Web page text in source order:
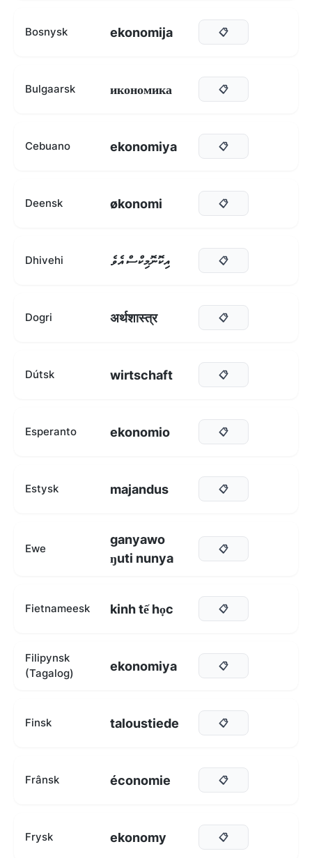
Bosnysk ekonomija 📋
Bulgaarsk икономика 📋
Cebuano ekonomiya 📋
Deensk økonomi 📋
Dhivehi އިކޮނޮމިކްސް އެވެ 📋
Dogri अर्थशास्त्र 📋
Dútsk wirtschaft 📋
Esperanto ekonomio 📋
Estysk majandus 📋
Ewe
ganyawo
ŋuti nunya
📋
Fietnameesk kinh tế học 📋
Filipynsk
(Tagalog)
ekonomiya 📋
Finsk taloustiede 📋
Frânsk économie 📋
Frysk ekonomy 📋